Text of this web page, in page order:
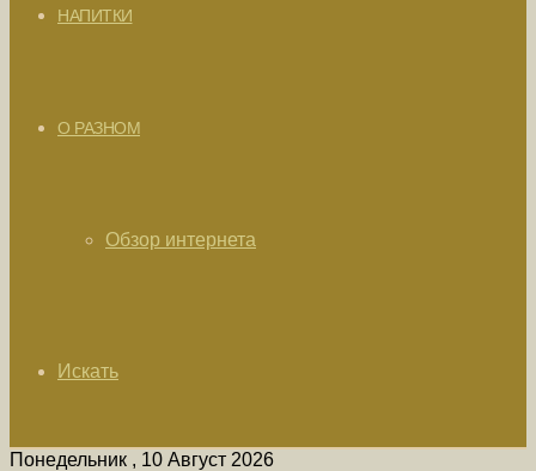
НАПИТКИ
О РАЗНОМ
Обзор интернета
Искать
Понедельник , 10 Август 2026